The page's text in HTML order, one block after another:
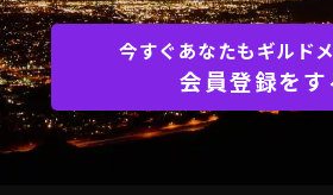
今すぐあなたもギルド
会員登録をす